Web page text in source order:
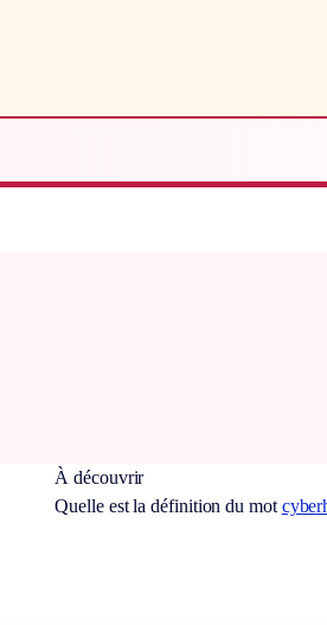
À découvrir
Quelle est la définition du mot